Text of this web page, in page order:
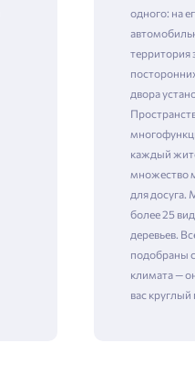
одного: на
территория
двора
каждый
множество
для
более 25
деревьев.
подобраны
климата —
вас круглый